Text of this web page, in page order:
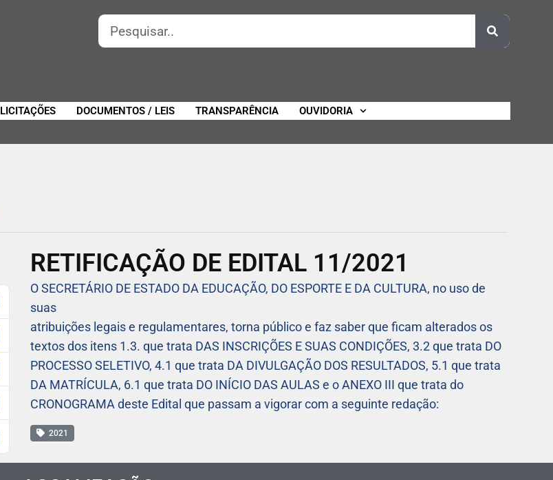
LICITAÇÕES DOCUMENTOS / LEIS TRANSPARÊNCIA OUVIDORIA
RETIFICAÇÃO DE EDITAL 11/2021
O SECRETÁRIO DE ESTADO DA EDUCAÇÃO, DO ESPORTE E DA CULTURA, no uso de
suas
atribuições legais e regulamentares, torna público e faz saber que ficam alterados os
textos dos itens 1.3. que trata DAS INSCRIÇÕES E SUAS CONDIÇÕES, 3.2 que trata DO
PROCESSO SELETIVO, 4.1 que trata DA DIVULGAÇÃO DOS RESULTADOS, 5.1 que trata
DA MATRÍCULA, 6.1 que trata DO INÍCIO DAS AULAS e o ANEXO III que trata do
CRONOGRAMA deste Edital que passam a vigorar com a seguinte redação:
2021